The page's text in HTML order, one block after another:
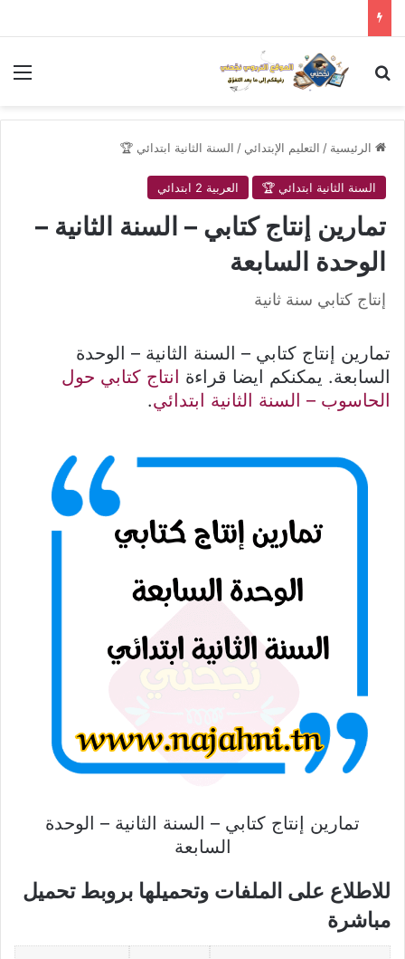
بحث عن
الرئيسية / التعليم الإبتدائي / السنة الثانية ابتدائي 🏆
السنة الثانية ابتدائي 🏆 العربية 2 ابتدائي
تمارين إنتاج كتابي – السنة الثانية –
الوحدة السابعة
إنتاج كتابي سنة ثانية
تمارين إنتاج كتابي – السنة الثانية – الوحدة
السابعة. يمكنكم ايضا قراءة انتاج كتابي حول
الحاسوب – السنة الثانية ابتدائي.
تمارين إنتاج كتابي – السنة الثانية – الوحدة
السابعة
للاطلاع على الملفات وتحميلها بروبط تحميل
مباشرة